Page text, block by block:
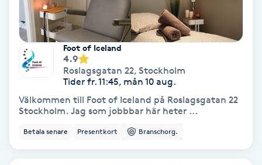
Permanent hårborttagning
Permanent ögonbrynsmakeup
Foot of Iceland
4.9
Roslagsgatan 22, Stockholm
Tider fr. 11:45, mån 10 aug.
Välkommen till Foot of Iceland på Roslagsgatan 22
Stockholm. Jag som jobbbar här heter ...
Betala senare Presentkort Branschorg.